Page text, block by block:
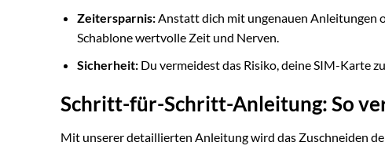
Zeitersparnis:Anstatt dich mit ungenauen Anleitungen
Schablone wertvolle Zeit und Nerven.
Sicherheit:Du vermeidest das Risiko, deine SIM-Karte
Schritt-für-Schritt-Anleitung: So
Mit unserer detaillierten Anleitung wird das Zuschneiden